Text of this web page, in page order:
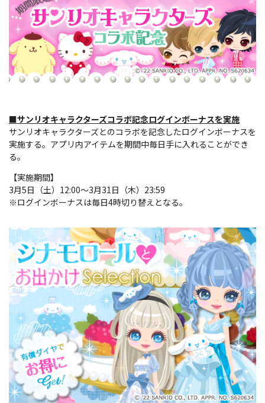
■サンリオキャラクターズコラボ記念ログインボーナスを実施
サンリオキャラクターズとのコラボを記念したログインボーナスを
実施する。アプリ内アイテムを期間中毎日手に入れることができ
る。
【実施期間】
3月5日（土）12:00～3月31日（木）23:59
※ログインボーナスは毎日4時切り替えとなる。